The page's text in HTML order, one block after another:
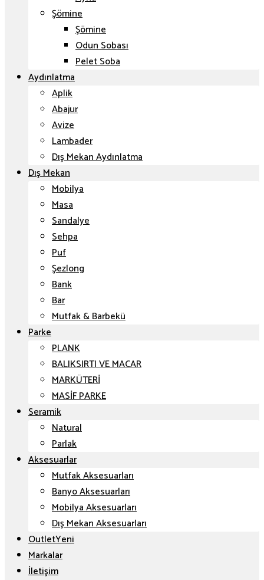
Şömine
Şömine
Odun Sobası
Pelet Soba
Aydınlatma
Aplik
Abajur
Avize
Lambader
Dış Mekan Aydınlatma
Dış Mekan
Mobilya
Masa
Sandalye
Sehpa
Puf
Şezlong
Bank
Bar
Mutfak & Barbekü
Parke
PLANK
BALIKSIRTI VE MACAR
MARKÜTERİ
MASİF PARKE
Seramik
Natural
Parlak
Aksesuarlar
Mutfak Aksesuarları
Banyo Aksesuarları
Mobilya Aksesuarları
Dış Mekan Aksesuarları
Outlet
Markalar
İletişim